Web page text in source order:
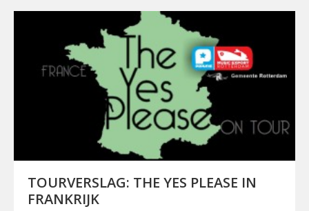
TOURVERSLAG: THE YES PLEASE IN
FRANKRIJK